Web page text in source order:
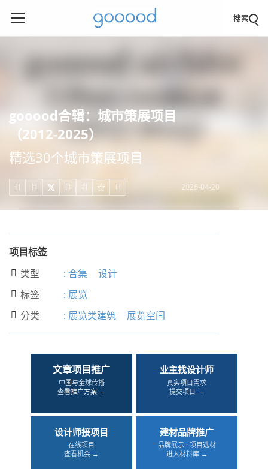
搜索
gooood合辑：城市策展项目
（2012-2025）
精选30个城市策展项目
     2026-04-20
项目标签
 类型 : 合集 设计
 标签 : 展览
 分类 : 展览类建筑 展览空间
文章项目推广
中国与全球传播
查看推广方案 →
业主找设计师
真实项目需求
提交项目 →
设计师接项目
在线项目
查看机会 →
建材品牌推广
品牌展示 · 项目选材
进入材料库 →